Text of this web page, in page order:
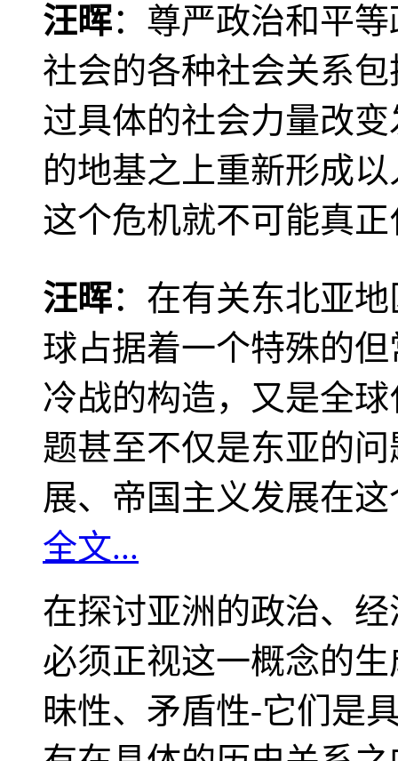
汪晖：尊严政治和平
社会的各种社会关系
过具体的社会力量改
的地基之上重新形成
这个危机就不可能真
汪晖：在有关东北亚
球占据着一个特殊的
冷战的构造，又是全
题甚至不仅是东亚的
展、帝国主义发展在
全文...
在探讨亚洲的政治、
必须正视这一概念的
昧性、矛盾性-它们是